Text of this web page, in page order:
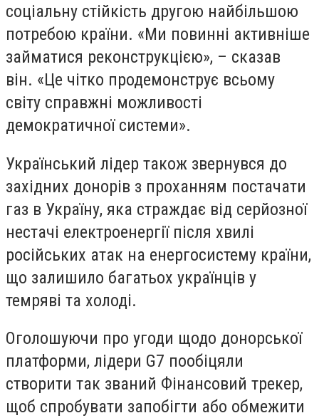
соціальну стійкість другою найбільшою
потребою країни. «Ми повинні активніше
займатися реконструкцією», – сказав
він. «Це чітко продемонструє всьому
світу справжні можливості
демократичної системи».
Український лідер також звернувся до
західних донорів з проханням постачати
газ в Україну, яка страждає від серйозної
нестачі електроенергії після хвилі
російських атак на енергосистему країни,
що залишило багатьох українців у
темряві та холоді.
Оголошуючи про угоди щодо донорської
платформи, лідери G7 пообіцяли
створити так званий Фінансовий трекер,
щоб спробувати запобігти або обмежити